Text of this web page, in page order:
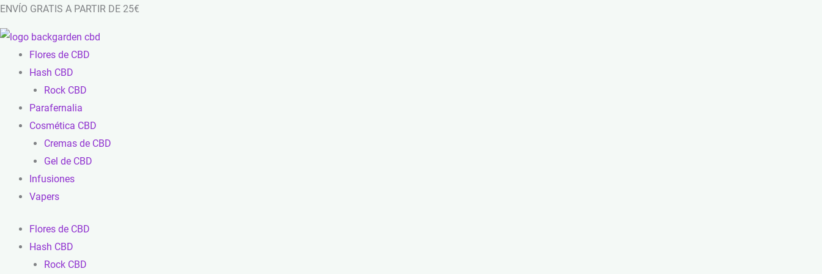
Ir
al
contenido
ENVÍO GRATIS A PARTIR DE 25€
Flores de CBD
Hash CBD
Rock CBD
Parafernalia
Cosmética CBD
Cremas de CBD
Gel de CBD
Infusiones
Vapers
Flores de CBD
Hash CBD
Rock CBD